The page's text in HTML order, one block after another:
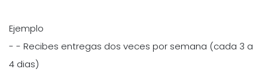
Ejemplo
- - Recibes entregas dos veces por semana (cada 3 a
4 dias)